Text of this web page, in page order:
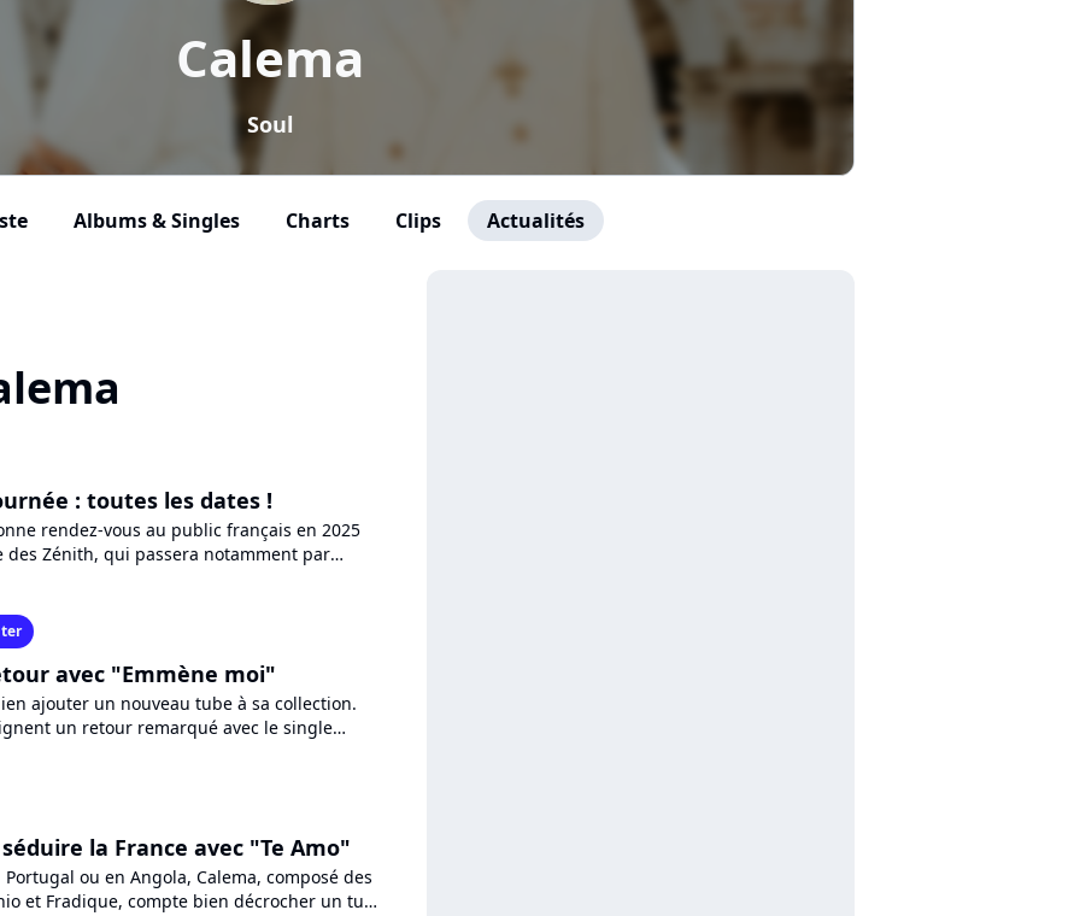
Calema
Soul
Albums & Singles Charts Clips Actualités
: toutes les dates !
rendez-vous au public français en 2025
Zénith, qui passera notamment par
avec "Emmène moi"
ajouter un nouveau tube à sa collection.
un retour remarqué avec le single
la France avec "Te Amo"
ou en Angola, Calema, composé des
et Fradique, compte bien décrocher un tube